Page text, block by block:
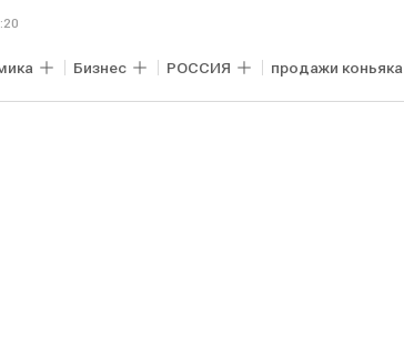
Бизнес РОССИЯ продажи коньяка